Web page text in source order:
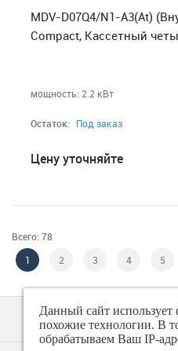
MDV-D07Q4/N1-A3(At)
Compact, Кассетный
мощность: 2.2 кВт
Остаток: Под заказ
Цену уточняйте
Всего: 78
1
2 3 4 5
Данный сайт
похожие технологии. В
обрабатываем Ваш IP-